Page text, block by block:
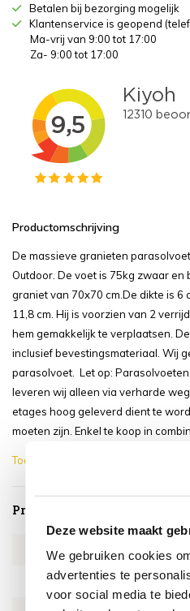
Deze website maakt
We gebruiken cookies
advertenties te
voor social media te
Betalen bij bezorging mogelijk
Klantenservice is geopend
Ma-vrij van 9:00 tot 17:00
Za- 9:00 tot 17:00
Productomschrijving
De massieve granieten
Outdoor. De voet is 75kg zwaar en
graniet van 70x70 cm.De dikte is 6
11,8 cm. Hij is voorzien van 2
hem gemakkelijk te verplaatsen.
inclusief bevestingsmateriaal. Wij
parasolvoet. Let op:
leveren wij alleen via verharde
etages hoog geleverd dient te
moeten zijn. Enkel te koop in
Toon meer
Productspecificaties
Artikelnummer
SKU